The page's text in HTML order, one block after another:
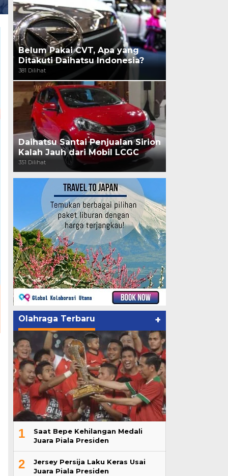
Belum Pakai CVT, Apa yang
Ditakuti Daihatsu Indonesia?
381 Dilihat
Daihatsu Santai Penjualan Sirion
Kalah Jauh dari Mobil LCGC
351 Dilihat
Olahraga Terbaru +
1
Saat Bepe Kehilangan Medali
Juara Piala Presiden
2
Jersey Persija Laku Keras Usai
Juara Piala Presiden